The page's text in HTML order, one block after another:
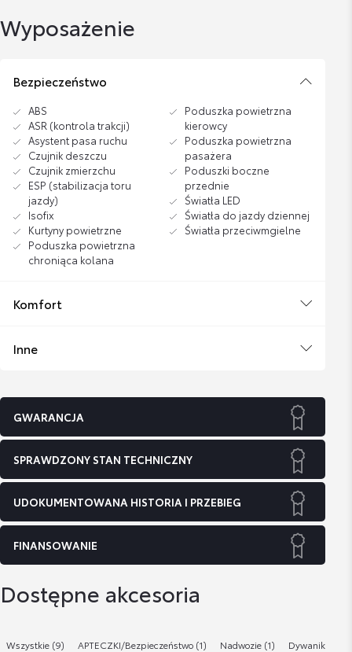
Wyposażenie
Bezpieczeństwo
ABS
ASR (kontrola trakcji)
Asystent pasa ruchu
Czujnik deszczu
Czujnik zmierzchu
ESP (stabilizacja toru
jazdy)
Isofix
Kurtyny powietrzne
Poduszka powietrzna
chroniąca kolana
Poduszka powietrzna
kierowcy
Poduszka powietrzna
pasażera
Poduszki boczne
przednie
Światła LED
Światła do jazdy dziennej
Światła przeciwmgielne
Komfort
Inne
GWARANCJA
SPRAWDZONY STAN TECHNICZNY
UDOKUMENTOWANA HISTORIA I PRZEBIEG
FINANSOWANIE
Dostępne akcesoria
Wszystkie (9) APTECZKI/Bezpieczeństwo (1) Nadwozie (1) Dywaniki /